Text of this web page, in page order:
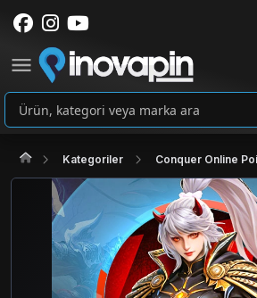
Kategoriler Conquer Online